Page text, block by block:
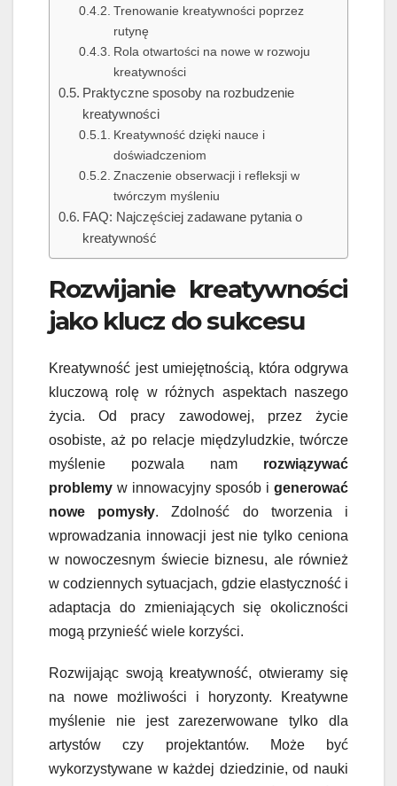
Trenowanie kreatywności poprzez
rutynę
Rola otwartości na nowe w rozwoju
kreatywności
Praktyczne sposoby na rozbudzenie
kreatywności
Kreatywność dzięki nauce i
doświadczeniom
Znaczenie obserwacji i refleksji w
twórczym myśleniu
FAQ: Najczęściej zadawane pytania o
kreatywność
Rozwijanie kreatywności
jako klucz do sukcesu
Kreatywność jest umiejętnością, która odgrywa
kluczową rolę w różnych aspektach naszego
życia. Od pracy zawodowej, przez życie
osobiste, aż po relacje międzyludzkie, twórcze
myślenie pozwala nam rozwiązywać
problemy w innowacyjny sposób i generować
nowe pomysły. Zdolność do tworzenia i
wprowadzania innowacji jest nie tylko ceniona
w nowoczesnym świecie biznesu, ale również
w codziennych sytuacjach, gdzie elastyczność i
adaptacja do zmieniających się okoliczności
mogą przynieść wiele korzyści.
Rozwijając swoją kreatywność, otwieramy się
na nowe możliwości i horyzonty. Kreatywne
myślenie nie jest zarezerwowane tylko dla
artystów czy projektantów. Może być
wykorzystywane w każdej dziedzinie, od nauki